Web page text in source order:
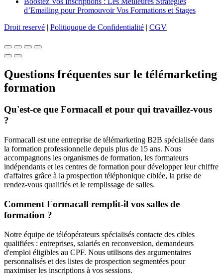
d’Emailing pour Promouvoir Vos Formations et Stages
Droit reservé | Politiquque de Confidentialité | CGV
Questions fréquentes sur le télémarketing
formation
Qu'est-ce que Formacall et pour qui travaillez-vous
?
Formacall est une entreprise de télémarketing B2B spécialisée dans
la formation professionnelle depuis plus de 15 ans. Nous
accompagnons les organismes de formation, les formateurs
indépendants et les centres de formation pour développer leur chiffre
d'affaires grâce à la prospection téléphonique ciblée, la prise de
rendez-vous qualifiés et le remplissage de salles.
Comment Formacall remplit-il vos salles de
formation ?
Notre équipe de téléopérateurs spécialisés contacte des cibles
qualifiées : entreprises, salariés en reconversion, demandeurs
d'emploi éligibles au CPF. Nous utilisons des argumentaires
personnalisés et des listes de prospection segmentées pour
maximiser les inscriptions à vos sessions.